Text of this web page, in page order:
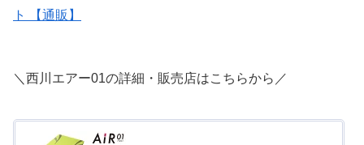
ト 【通販】
＼西川エアー01の詳細・販売店はこちらから／